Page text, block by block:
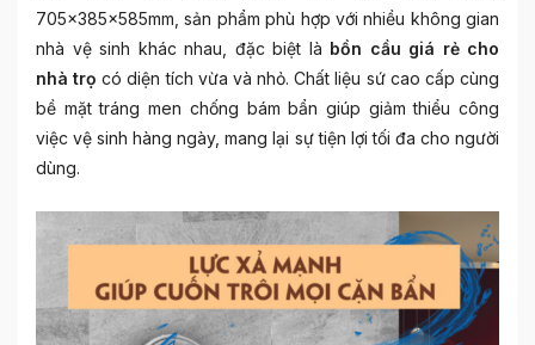
705x385x585mm, sản phẩm phù hợp với nhiều không gian
nhà vệ sinh khác nhau, đặc biệt là bồn cầu giá rẻ cho
nhà trọ có diện tích vừa và nhỏ. Chất liệu sứ cao cấp cùng
bề mặt tráng men chống bám bẩn giúp giảm thiểu công
việc vệ sinh hàng ngày, mang lại sự tiện lợi tối đa cho người
dùng.